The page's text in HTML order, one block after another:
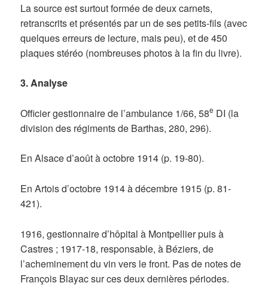
La source est surtout formée de deux carnets,
retranscrits et présentés par un de ses petits-fils (avec
quelques erreurs de lecture, mais peu), et de 450
plaques stéréo (nombreuses photos à la fin du livre).
3. Analyse
Officier gestionnaire de l’ambulance 1/66, 58e DI (la
division des régiments de Barthas, 280, 296).
En Alsace d’août à octobre 1914 (p. 19-80).
En Artois d’octobre 1914 à décembre 1915 (p. 81-
421).
1916, gestionnaire d’hôpital à Montpellier puis à
Castres ; 1917-18, responsable, à Béziers, de
l’acheminement du vin vers le front. Pas de notes de
François Blayac sur ces deux dernières périodes.